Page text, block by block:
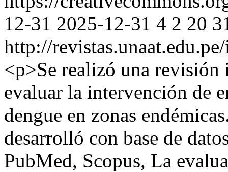
12-31 2025-12-31 4 2 20
http://
<p>Se realizó una
evaluar la intervención de
dengue en zonas
desarrolló con base de
PubMed, Scopus, La